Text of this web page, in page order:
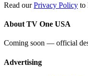
Read ourPrivacy Policy to
About TV One USA
Coming soon — official
Advertising